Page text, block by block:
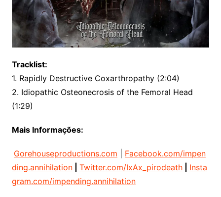
Tracklist:
1. Rapidly Destructive Coxarthropathy (2:04)
2. Idiopathic Osteonecrosis of the Femoral Head
(1:29)
Mais Informações:
Gorehouseproductions.com
Facebook.com/impen
ding.annihilation| Twitter.com/IxAx_pirodeath| Insta
gram.com/impending.annihilation